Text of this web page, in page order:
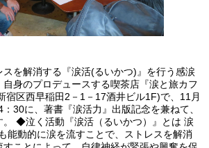
を解消する『涙活(るいかつ)』を行う感涙
身のプロデュースする喫茶店『涙と旅カフ
宿区西早稲田2－1－17酒井ビル1F)で、11月
30に、著書『涙活力』出版記念を兼ねて、
。 ◆泣く活動『涙活（るいかつ）』とは 涙
能動的に涙を流すことで、ストレスを解消